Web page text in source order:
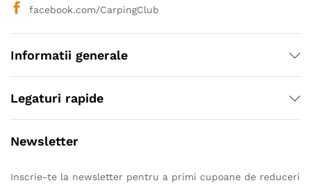
facebook.com/CarpingClub
Informatii generale
Legaturi rapide
Newsletter
Inscrie-te la newsletter pentru a primi cupoane de reduceri